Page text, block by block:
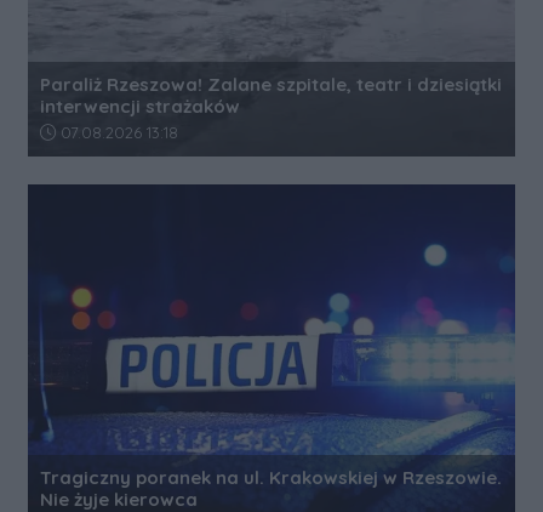
Paraliż Rzeszowa! Zalane szpitale, teatr i dziesiątki
interwencji strażaków
Data dodania artykułu:
07.08.2026 13:18
Tragiczny poranek na ul. Krakowskiej w Rzeszowie.
Nie żyje kierowca